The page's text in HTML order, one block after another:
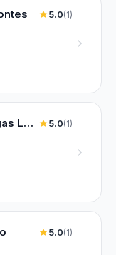
5.0(1)
Dra. Esperanza Arciniegas Leal 5.0(1)
5.0(1)